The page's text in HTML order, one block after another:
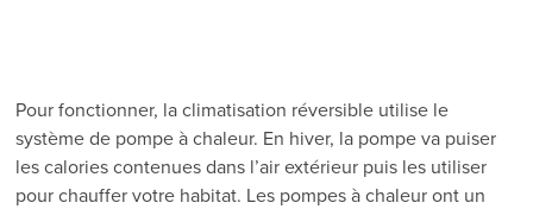
Pour fonctionner, la climatisation réversible utilise le
système de pompe à chaleur. En hiver, la pompe va puiser
les calories contenues dans l’air extérieur puis les utiliser
pour chauffer votre habitat. Les pompes à chaleur ont un